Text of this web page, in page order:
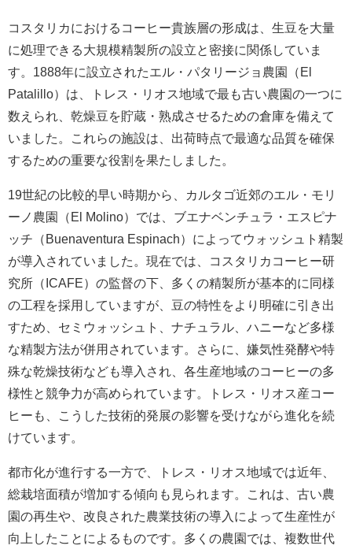
コスタリカにおけるコーヒー貴族層の形成は、生豆を大量
に処理できる大規模精製所の設立と密接に関係していま
す。1888年に設立されたエル・パタリージョ農園（El
Patalillo）は、トレス・リオス地域で最も古い農園の一つに
数えられ、乾燥豆を貯蔵・熟成させるための倉庫を備えて
いました。これらの施設は、出荷時点で最適な品質を確保
するための重要な役割を果たしました。
19世紀の比較的早い時期から、カルタゴ近郊のエル・モリ
ーノ農園（El Molino）では、ブエナベンチュラ・エスピナ
ッチ（Buenaventura Espinach）によってウォッシュト精製
が導入されていました。現在では、コスタリカコーヒー研
究所（ICAFE）の監督の下、多くの精製所が基本的に同様
の工程を採用していますが、豆の特性をより明確に引き出
すため、セミウォッシュト、ナチュラル、ハニーなど多様
な精製方法が併用されています。さらに、嫌気性発酵や特
殊な乾燥技術なども導入され、各生産地域のコーヒーの多
様性と競争力が高められています。トレス・リオス産コー
ヒーも、こうした技術的発展の影響を受けながら進化を続
けています。
都市化が進行する一方で、トレス・リオス地域では近年、
総栽培面積が増加する傾向も見られます。これは、古い農
園の再生や、改良された農業技術の導入によって生産性が
向上したことによるものです。多くの農園では、複数世代